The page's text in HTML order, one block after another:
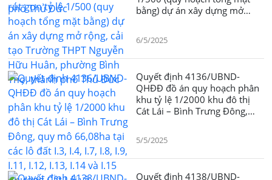
bằng) dự án xây dựng mở
Bình Thọ, thành phố Thủ Đức
6/5/2025
Quyết định 4136/UBND-
QHÐÐ đồ án quy hoạch phân
khu tỷ lệ 1/2000 khu đô thị
Cát Lái – Bình Trưng Đông,
I.13, I.14 và I.15 phường Cát
Lái và phường Bình Trưng
5/5/2025
Quyết định 4138/UBND-